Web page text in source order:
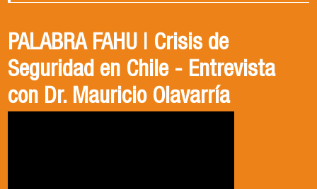
PALABRA FAHU | Crisis de
Seguridad en Chile - Entrevista
con Dr. Mauricio Olavarría
Egresados Internacionales en
Acción: Antonia Abarca
Revive el XIV Congreso Chileno de
Ciencia Política 2023